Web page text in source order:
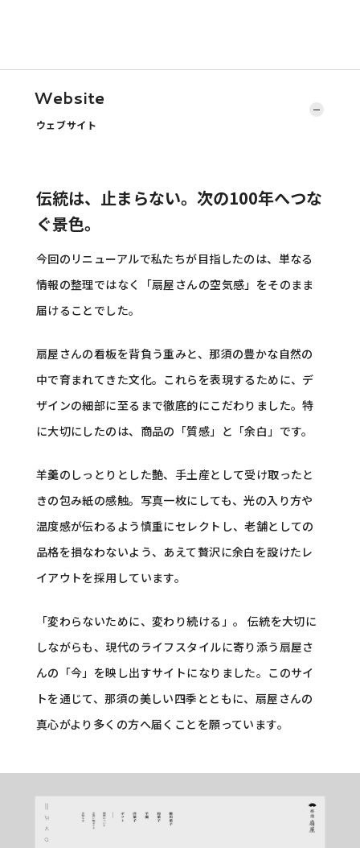
Website
ウェブサイト
伝統は、止まらない。次の100年へつな
ぐ景色。
今回のリニューアルで私たちが目指したのは、単なる
情報の整理ではなく「扇屋さんの空気感」をそのまま
届けることでした。
扇屋さんの看板を背負う重みと、那須の豊かな自然の
中で育まれてきた文化。これらを表現するために、デ
ザインの細部に至るまで徹底的にこだわりました。特
に大切にしたのは、商品の「質感」と「余白」です。
羊羹のしっとりとした艶、手土産として受け取ったと
きの包み紙の感触。写真一枚にしても、光の入り方や
温度感が伝わるよう慎重にセレクトし、老舗としての
品格を損なわないよう、あえて贅沢に余白を設けたレ
イアウトを採用しています。
「変わらないために、変わり続ける」。 伝統を大切に
しながらも、現代のライフスタイルに寄り添う扇屋さ
んの「今」を映し出すサイトになりました。このサイ
トを通じて、那須の美しい四季とともに、扇屋さんの
真心がより多くの方へ届くことを願っています。